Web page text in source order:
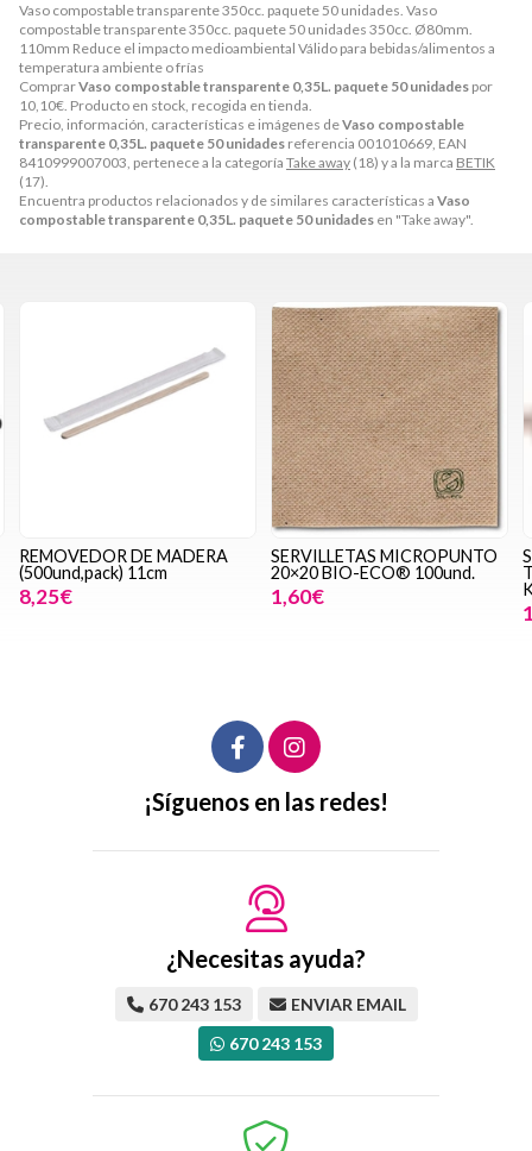
Vaso compostable transparente 350cc. paquete 50 unidades. Vaso
compostable transparente 350cc. paquete 50 unidades 350cc. Ø80mm.
110mm Reduce el impacto medioambiental Válido para bebidas/alimentos a
temperatura ambiente o frías
ComprarVaso compostable transparente 0,35L. paquete 50 unidades por
10,10€. Producto en stock, recogida en tienda.
Precio, información, características e imágenes deVaso compostable
transparente 0,35L. paquete 50 unidades referencia 001010669, EAN
8410999007003, pertenece a la categoría Take away (18) y a la marca BETIK
(17).
Encuentra productos relacionados y de similares características a Vaso
compostable transparente 0,35L. paquete 50 unidades en "Take away".
REMOVEDOR DE MADERA
(500und,pack) 11cm
8,25€
SERVILLETAS MICROPUNTO
20×20 BIO-ECO® 100und.
1,60€
¡Síguenos en las redes!
¿Necesitas ayuda?
670 243 153
ENVIAR EMAIL
670 243 153